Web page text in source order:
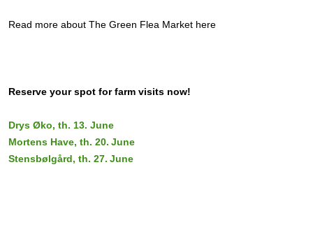
Read more about The Green Flea Market here
Reserve your spot for farm visits now!
Drys Øko, th. 13. June
Mortens Have, th. 20. June
Stensbølgård, th. 27. June